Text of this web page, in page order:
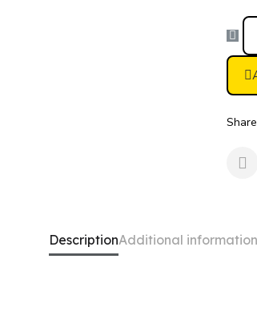
DescriptionAdditional information